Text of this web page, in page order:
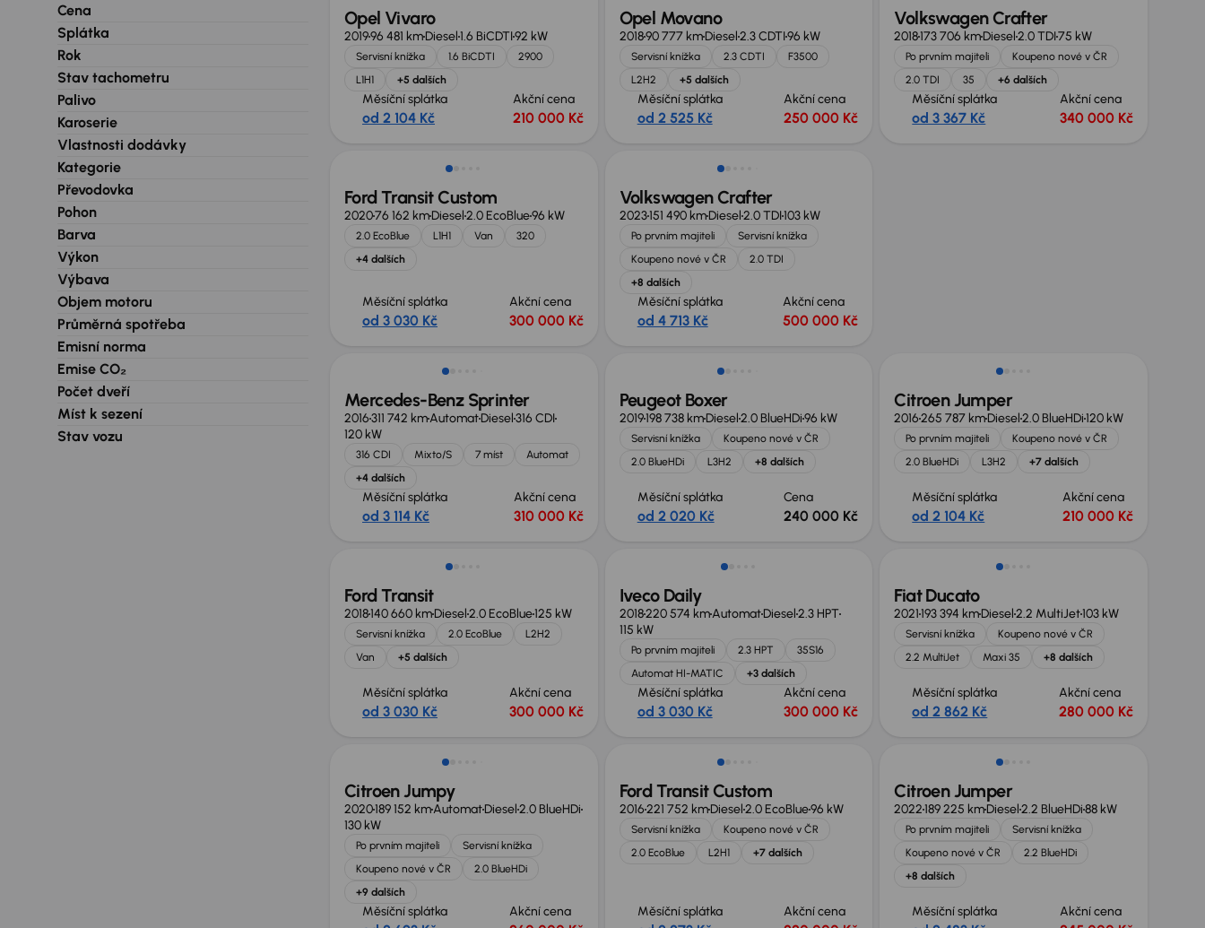
Cena
Splátka
Rok
Stav tachometru
Palivo
Karoserie
Vlastnosti dodávky
Kategorie
Převodovka
Pohon
Barva
Výkon
Výbava
Objem motoru
Průměrná spotřeba
Emisní norma
Emise CO₂
Počet dveří
Míst k sezení
Stav vozu
Opel Vivaro
201996 481 kmDiesel1.6 BiCDTI92 kW
Servisní knížka 1.6 BiCDTI
2900
L1H1
+5 dalších
Měsíční splátka
od 2 104 Kč
Akční cena
210 000 Kč
Opel Movano
201890 777 kmDiesel2.3 CDTI96 kW
Servisní knížka 2.3 CDTI
F3500
L2H2
+5 dalších
Měsíční splátka
od 2 525 Kč
Akční cena
250 000 Kč
Volkswagen Crafter
2018173 706 kmDiesel2.0 TDI75 kW
Po prvním majiteli
Koupeno nové v ČR
2.0 TDI
35 +6 dalších
Měsíční splátka
od 3 367 Kč
Akční cena
340 000 Kč
Zlevněno o 50 000 Kč
Ford Transit Custom
202076 162 kmDiesel2.0 EcoBlue96 kW
2.0 EcoBlue L1H1 Van
320
+4 dalších
Měsíční splátka
od 3 030 Kč
Akční cena
300 000 Kč
Zlevněno o 90 000 Kč
Volkswagen Crafter
2023151 490 kmDiesel2.0 TDI103 kW
Po prvním majiteli
Servisní knížka
Koupeno nové v ČR
2.0 TDI
+8 dalších
Měsíční splátka
od 4 713 Kč
Akční cena
500 000 Kč
Možnost odpočtu DPH
Mercedes-Benz Sprinter
2016311 742 kmAutomatDiesel316 CDI
120 kW
316 CDI Mixto/S 7 míst
Automat
+4 dalších
Měsíční splátka
od 3 114 Kč
Akční cena
310 000 Kč
Zlevněno o 10 000 Kč
Peugeot Boxer
2019198 738 kmDiesel2.0 BlueHDi96 kW
Servisní knížka
Koupeno nové v ČR
2.0 BlueHDi
L3H2 +8 dalších
Měsíční splátka
od 2 020 Kč
Cena
240 000 Kč
Citroen Jumper
2016265 787 kmDiesel2.0 BlueHDi120 kW
Po prvním majiteli
Koupeno nové v ČR
2.0 BlueHDi
L3H2 +7 dalších
Měsíční splátka
od 2 104 Kč
Akční cena
210 000 Kč
Možnost odpočtu DPH
Ford Transit
2018140 660 kmDiesel2.0 EcoBlue125 kW
Servisní knížka 2.0 EcoBlue
L2H2
Van
+5 dalších
Měsíční splátka
od 3 030 Kč
Akční cena
300 000 Kč
Možnost odpočtu DPH
Iveco Daily
2018220 574 kmAutomatDiesel2.3 HPT
115 kW
Po prvním majiteli 2.3 HPT
35S16
Automat HI-MATIC
+3 dalších
Měsíční splátka
od 3 030 Kč
Akční cena
300 000 Kč
Zlevněno o 30 000 Kč
Fiat Ducato
2021193 394 kmDiesel2.2 MultiJet103 kW
Servisní knížka
Koupeno nové v ČR
2.2 MultiJet
Maxi 35 +8 dalších
Měsíční splátka
od 2 862 Kč
Akční cena
280 000 Kč
Zlevněno o 30 000 Kč
Citroen Jumpy
2020189 152 kmAutomatDiesel2.0 BlueHDi
130 kW
Po prvním majiteli
Servisní knížka
Koupeno nové v ČR
2.0 BlueHDi
+9 dalších
Měsíční splátka Akční cena
Možnost odpočtu DPH
Ford Transit Custom
2016221 752 kmDiesel2.0 EcoBlue96 kW
Servisní knížka
Koupeno nové v ČR
2.0 EcoBlue
L2H1 +7 dalších
Měsíční splátka Akční cena
Možnost odpočtu DPH
Citroen Jumper
2022189 225 kmDiesel2.2 BlueHDi88 kW
Po prvním majiteli
Servisní knížka
Koupeno nové v ČR
2.2 BlueHDi
+8 dalších
Měsíční splátka Akční cena